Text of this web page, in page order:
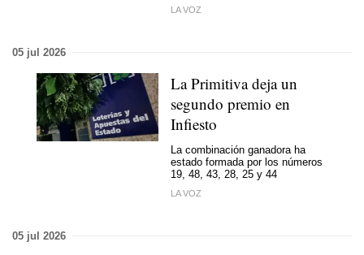
LA VOZ
05 jul 2026
La Primitiva deja un
segundo premio en
Infiesto
La combinación ganadora ha
estado formada por los números
19, 48, 43, 28, 25 y 44
LA VOZ
05 jul 2026